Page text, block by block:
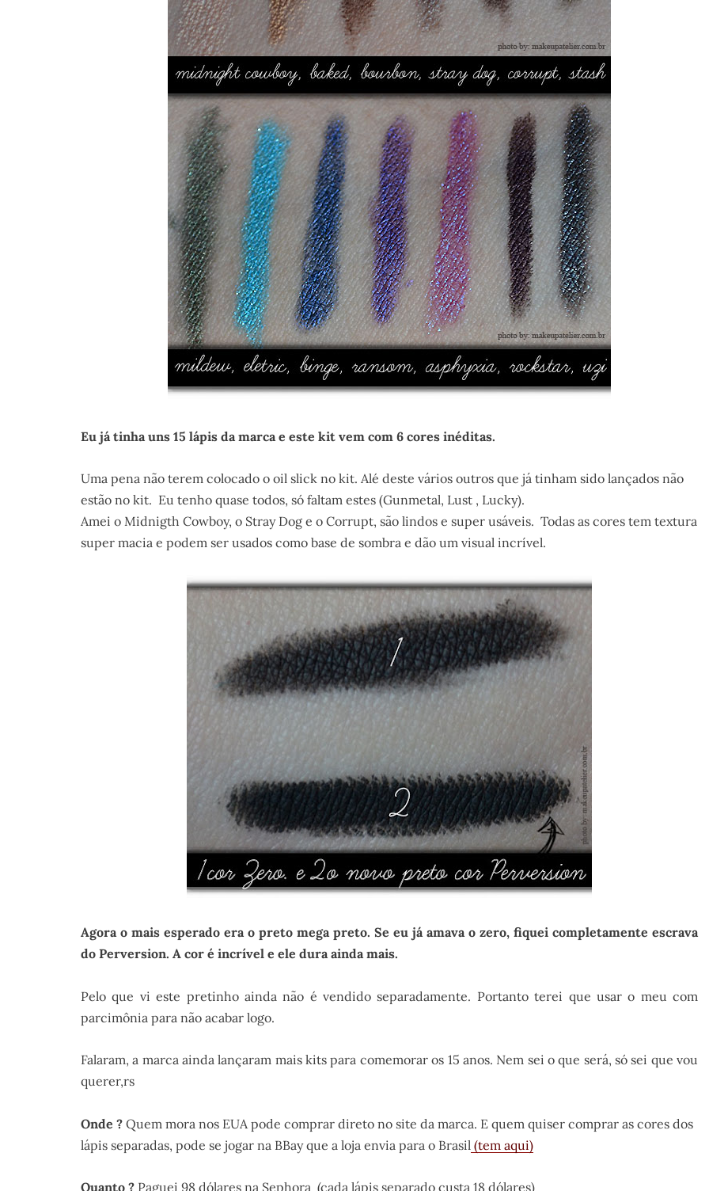
Eu já tinha uns 15 lápis da marca e este kit vem com 6 cores inéditas.
Uma pena não terem colocado o oil slick no kit. Alé deste vários outros que já tinham sido lançados não
estão no kit. Eu tenho quase todos, só faltam estes (Gunmetal, Lust , Lucky).
Amei o Midnigth Cowboy, o Stray Dog e o Corrupt, são lindos e super usáveis. Todas as cores tem textura
super macia e podem ser usados como base de sombra e dão um visual incrível.
Agora o mais esperado era o preto mega preto. Se eu já amava o zero, fiquei completamente escrava
do Perversion. A cor é incrível e ele dura ainda mais.
Pelo que vi este pretinho ainda não é vendido separadamente. Portanto terei que usar o meu com
parcimônia para não acabar logo.
Falaram, a marca ainda lançaram mais kits para comemorar os 15 anos. Nem sei o que será, só sei que vou
querer,rs
Onde ? Quem mora nos EUA pode comprar direto no site da marca. E quem quiser comprar as cores dos
lápis separadas, pode se jogar na BBay que a loja envia para o Brasil (tem aqui)
Quanto ? Paguei 98 dólares na Sephora (cada lápis separado custa 18 dólares)